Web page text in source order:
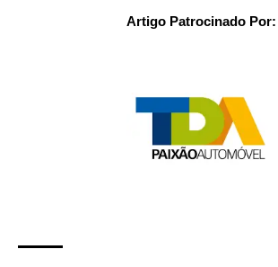
Artigo Patrocinado Por: